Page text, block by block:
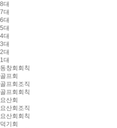
8대
7대
6대
5대
4대
3대
2대
1대
동창회회칙
골프회
골프회조직
골프회회칙
요산회
요산회조직
요산회회칙
덕기회